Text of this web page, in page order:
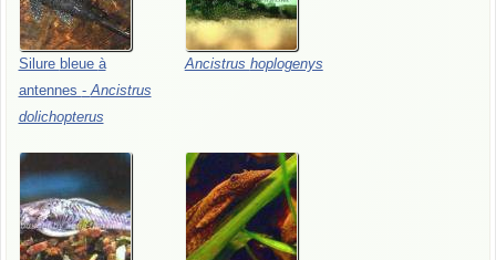
Silure bleue à
antennes -Ancistrus
dolichopterus
Ancistrus hoplogenys